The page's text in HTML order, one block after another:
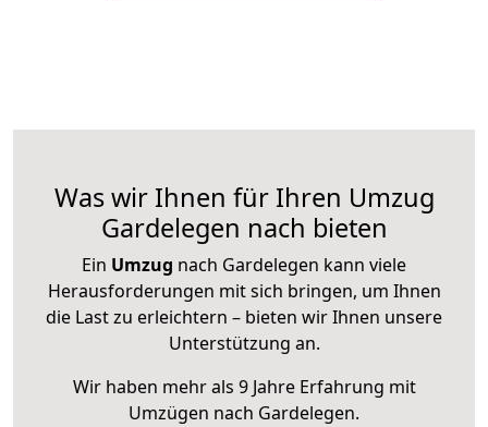
Was wir Ihnen für Ihren Umzug
Gardelegen nach bieten
Ein Umzug nach Gardelegen kann viele
Herausforderungen mit sich bringen, um Ihnen
die Last zu erleichtern – bieten wir Ihnen unsere
Unterstützung an.
Wir haben mehr als 9 Jahre Erfahrung mit
Umzügen nach Gardelegen.